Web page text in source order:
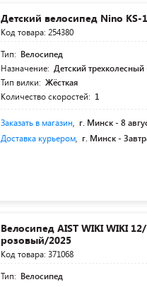
Детский велосипед Nino KS-
Код товара: 254380
Тип: Велосипед
Назначение: Детский трехколесный
Тип вилки: Жёсткая
Количество скоростей: 1
Заказать в магазин г. Минск -8
Доставка курьером г. Минск -
Велосипед AIST WIKI WIKI
розовый/2025
Код товара: 371068
Тип: Велосипед